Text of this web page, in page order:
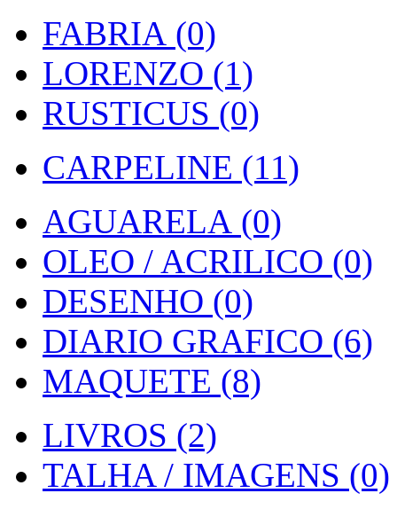
FABRIA (0)
LORENZO (1)
RUSTICUS (0)
CARPELINE (11)
AGUARELA (0)
OLEO / ACRILICO (0)
DESENHO (0)
DIARIO GRAFICO (6)
MAQUETE (8)
LIVROS (2)
TALHA / IMAGENS (0)